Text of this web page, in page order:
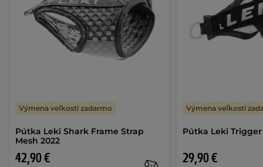
Pútka Leki Shark Frame Strap
Mesh 2022
42,90 €
Výmena veľkosti zadarmo
Pútka Leki
29,90 €
Výmena veľkosti